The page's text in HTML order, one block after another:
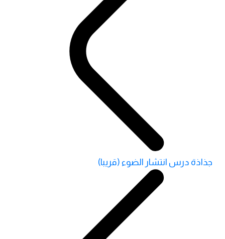
جذاذة درس انتشار الضوء (قريبا)